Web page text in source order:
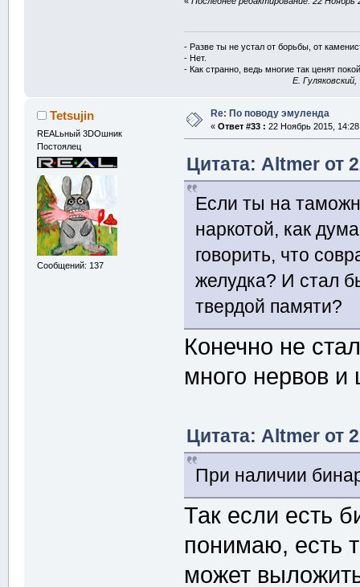
- Разве ты не устал от борьбы, от
- Нет.
- Как странно, ведь многие так ценят
E.
Tetsujin
REALьный 3DOшник
Постоялец
Сообщений: 137
Re: По поводу эмуленда
« Ответ #33 : 22 Ноябрь 2015,
Цитата: Altmer от
Если ты на
наркотой, как
говорить, что
желудка? И стал
твердой памяти?
Конечно не
много нервов
Цитата: Altmer от
При наличии
Так если есть
понимаю, есть
может